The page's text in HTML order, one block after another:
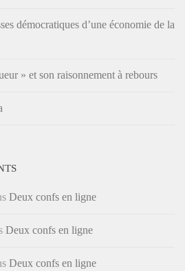
démocratiques d’une économie de la
» et son raisonnement à rebours
Deux confs en ligne
Deux confs en ligne
Deux confs en ligne